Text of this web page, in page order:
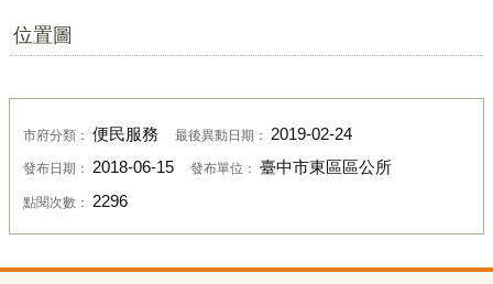
位置圖
市府分類： 便民服務 最後異動日期： 2019-02-24
發布日期： 2018-06-15 發布單位： 臺中市東區區公所
點閱次數： 2296